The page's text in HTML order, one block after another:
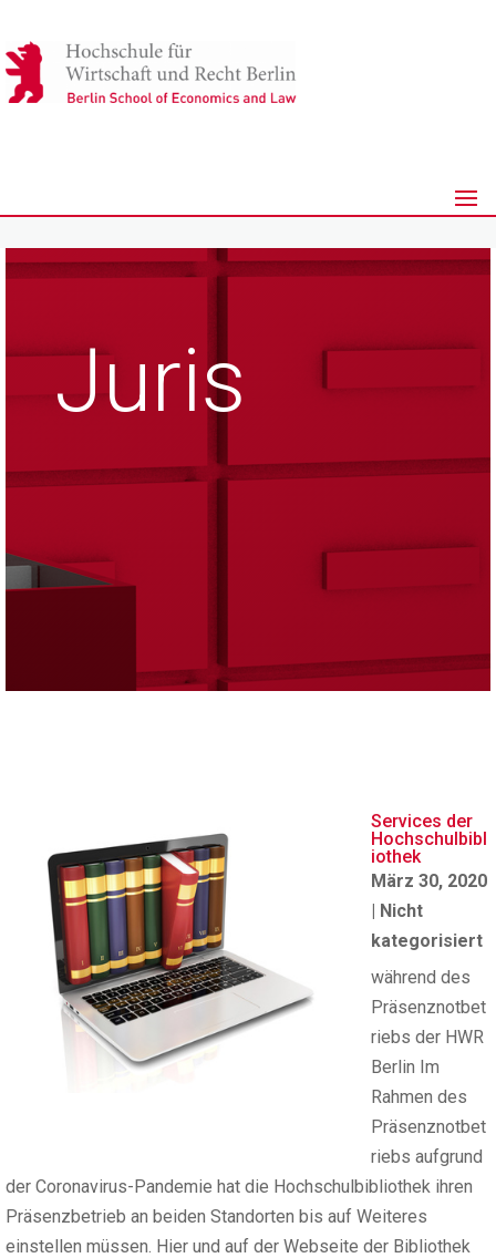
Juris
Services der
Hochschulbibl
iothek
März 30, 2020
| Nicht
kategorisiert
während des
Präsenznotbet
riebs der HWR
Berlin Im
Rahmen des
Präsenznotbet
riebs aufgrund
der Coronavirus-Pandemie hat die Hochschulbibliothek ihren
Präsenzbetrieb an beiden Standorten bis auf Weiteres
einstellen müssen. Hier und auf der Webseite der Bibliothek